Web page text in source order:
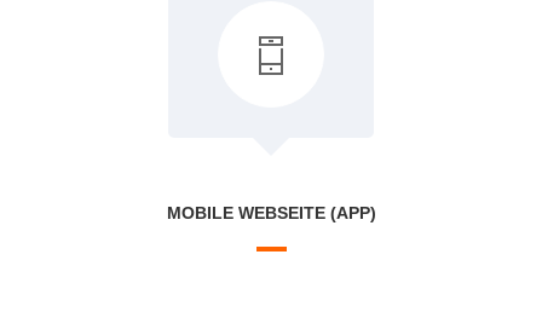
MOBILE WEBSEITE (APP)